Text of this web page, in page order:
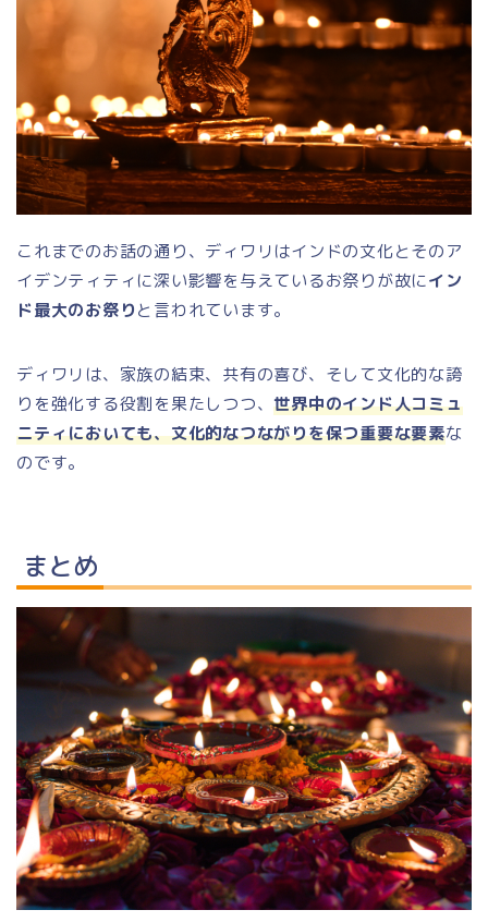
これまでのお話の通り、ディワリはインドの文化とそのア
イデンティティに深い影響を与えているお祭りが故にイン
ド最大のお祭りと言われています。
ディワリは、家族の結束、共有の喜び、そして文化的な誇
りを強化する役割を果たしつつ、世界中のインド人コミュ
ニティにおいても、文化的なつながりを保つ重要な要素な
のです。
まとめ